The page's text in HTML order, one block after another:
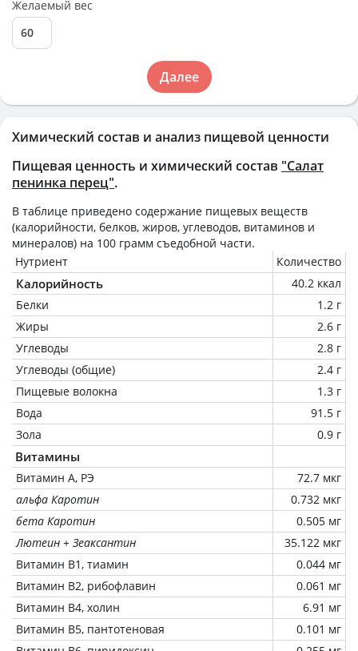
Химический состав и анализ пищевой ценности
Пищевая ценность и химический состав "Салат
пенинка перец".
В таблице приведено содержание пищевых веществ
(калорийности, белков, жиров, углеводов, витаминов и
минералов) на 100 грамм съедобной части.
Нутриент
Количество
Калорийность
40.2 ккал
Белки
1.2 г
Жиры
2.6 г
Углеводы
2.8 г
Углеводы (общие)
2.4 г
Пищевые волокна
1.3 г
Вода
91.5 г
Зола
0.9 г
Витамины
Витамин А, РЭ
72.7 мкг
альфа Каротин
0.732 мкг
бета Каротин
0.505 мг
Лютеин + Зеаксантин
35.122 мкг
Витамин В1, тиамин
0.044 мг
Витамин В2, рибофлавин
0.061 мг
Витамин В4, холин
6.91 мг
Витамин В5, пантотеновая
0.101 мг
Желаемый вес
Далее